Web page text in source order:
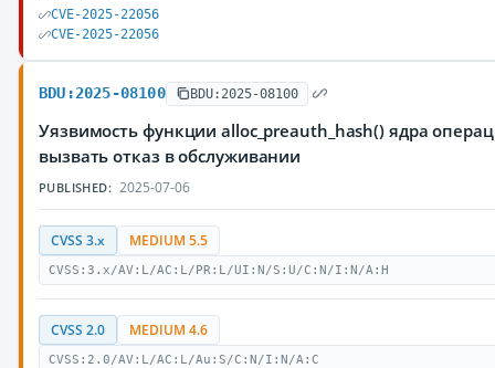
CVE-2025-22056
CVE-2025-22056
BDU:2025-08100 BDU:2025-08100
Уязвимость функции alloc_preauth_hash() ядра
вызвать отказ в обслуживании
PUBLISHED: 2025-07-06
CVSS 3.x MEDIUM 5.5
CVSS:3.x/AV:L/AC:L/PR:L/UI:N/S:U/C:N/I:N/A:H
CVSS 2.0 MEDIUM 4.6
CVSS:2.0/AV:L/AC:L/Au:S/C:N/I:N/A:C